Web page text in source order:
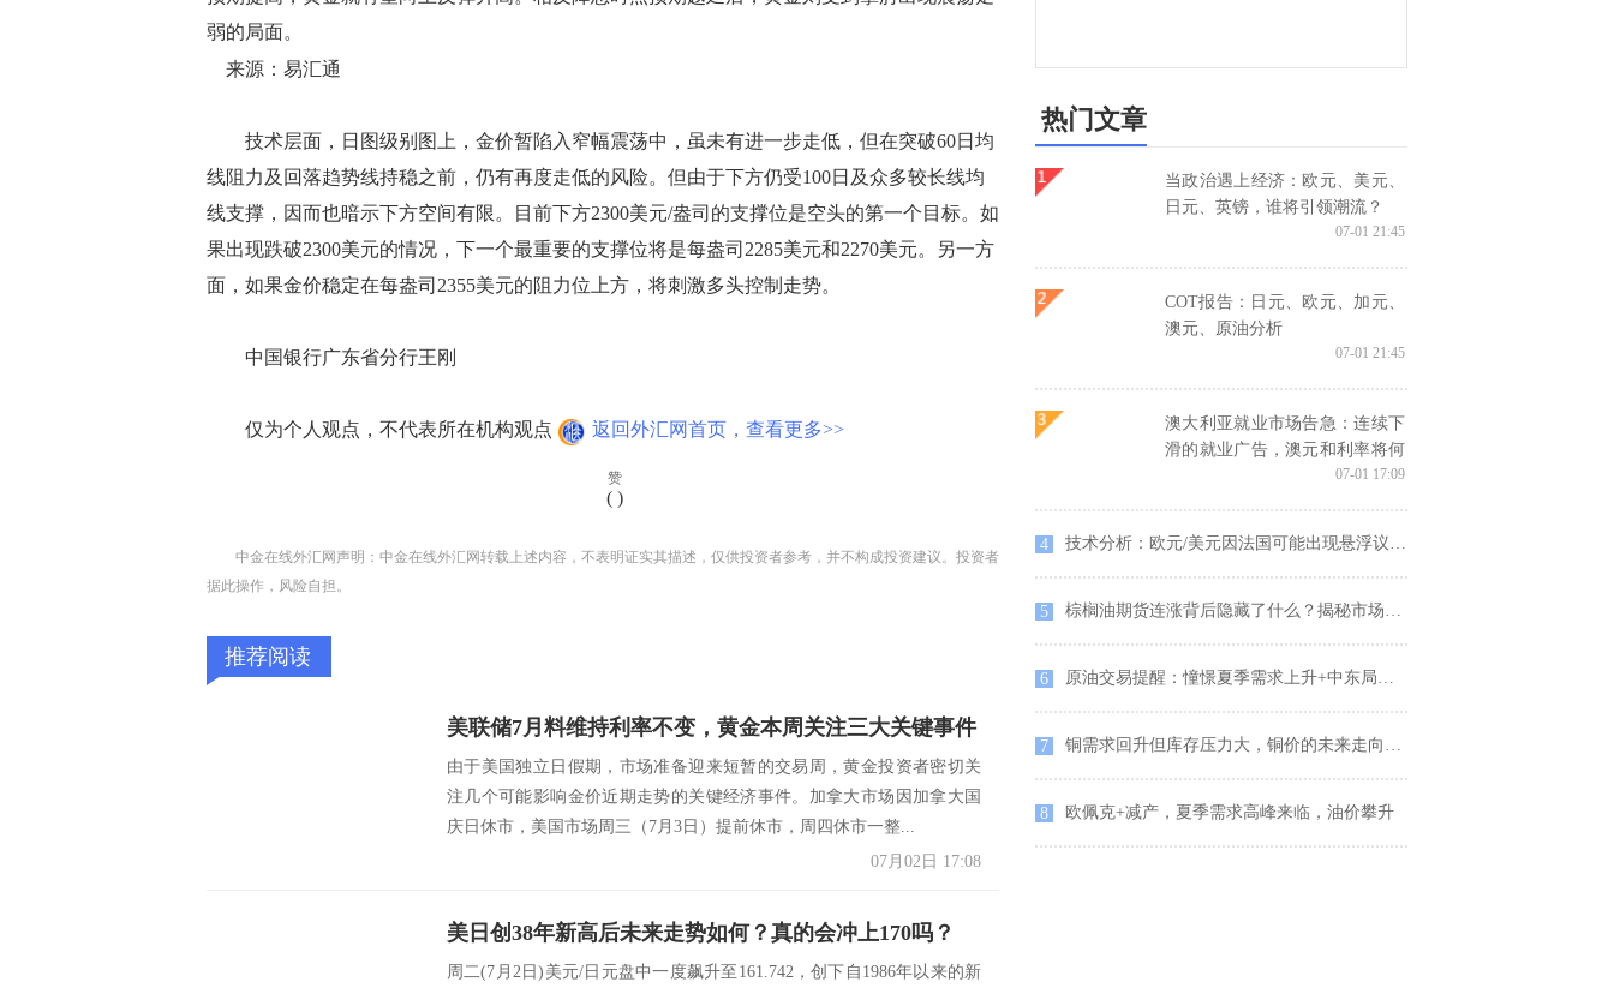
弱的局面。
来源：易汇通
技术层面，日图级别图上，金价暂陷入窄幅震荡中，虽未有进一步走低，但在突破60日均
线阻力及回落趋势线持稳之前，仍有再度走低的风险。但由于下方仍受100日及众多较长线均
线支撑，因而也暗示下方空间有限。目前下方2300美元/盎司的支撑位是空头的第一个目标。如
果出现跌破2300美元的情况，下一个最重要的支撑位将是每盎司2285美元和2270美元。另一方
面，如果金价稳定在每盎司2355美元的阻力位上方，将刺激多头控制走势。
中国银行广东省分行王刚
仅为个人观点，不代表所在机构观点 返回外汇网首页，查看更多>>
赞
( )
中金在线外汇网声明：中金在线外汇网转载上述内容，不表明证实其描述，仅供投资者参考，并不构成投资建议。投资者
据此操作，风险自担。
推荐阅读
美联储7月料维持利率不变，黄金本周关注三大关键事件
由于美国独立日假期，市场准备迎来短暂的交易周，黄金投资者密切关
注几个可能影响金价近期走势的关键经济事件。加拿大市场因加拿大国
庆日休市，美国市场周三（7月3日）提前休市，周四休市一整...
07月02日 17:08
美日创38年新高后未来走势如何？真的会冲上170吗？
周二(7月2日)美元/日元盘中一度飙升至161.742，创下自1986年以来的新
热门文章
当政治遇上经济：欧元、美元、
日元、英镑，谁将引领潮流？
07-01 21:45
COT报告：日元、欧元、加元、
澳元、原油分析
07-01 21:45
澳大利亚就业市场告急：连续下
滑的就业广告，澳元和利率将何
07-01 17:09
4 技术分析：欧元/美元因法国可能出现悬浮议会而走高
5 棕榈油期货连涨背后隐藏了什么？揭秘市场波动的奥秘！
6 原油交易提醒：憧憬夏季需求上升+中东局势担忧，油价创两个月新高
7 铜需求回升但库存压力大，铜价的未来走向何方？
8 欧佩克+减产，夏季需求高峰来临，油价攀升